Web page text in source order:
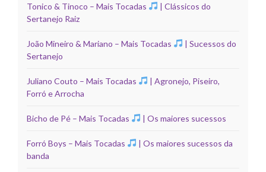
Tonico & Tinoco – Mais Tocadas
| Clássicos do
Sertanejo Raiz
João Mineiro & Mariano – Mais Tocadas
| Sucessos do
Sertanejo
Juliano Couto – Mais Tocadas
| Agronejo, Piseiro,
Forró e Arrocha
Bicho de Pé – Mais Tocadas | Os maiores sucessos
Forró Boys – Mais Tocadas
| Os maiores sucessos da
banda